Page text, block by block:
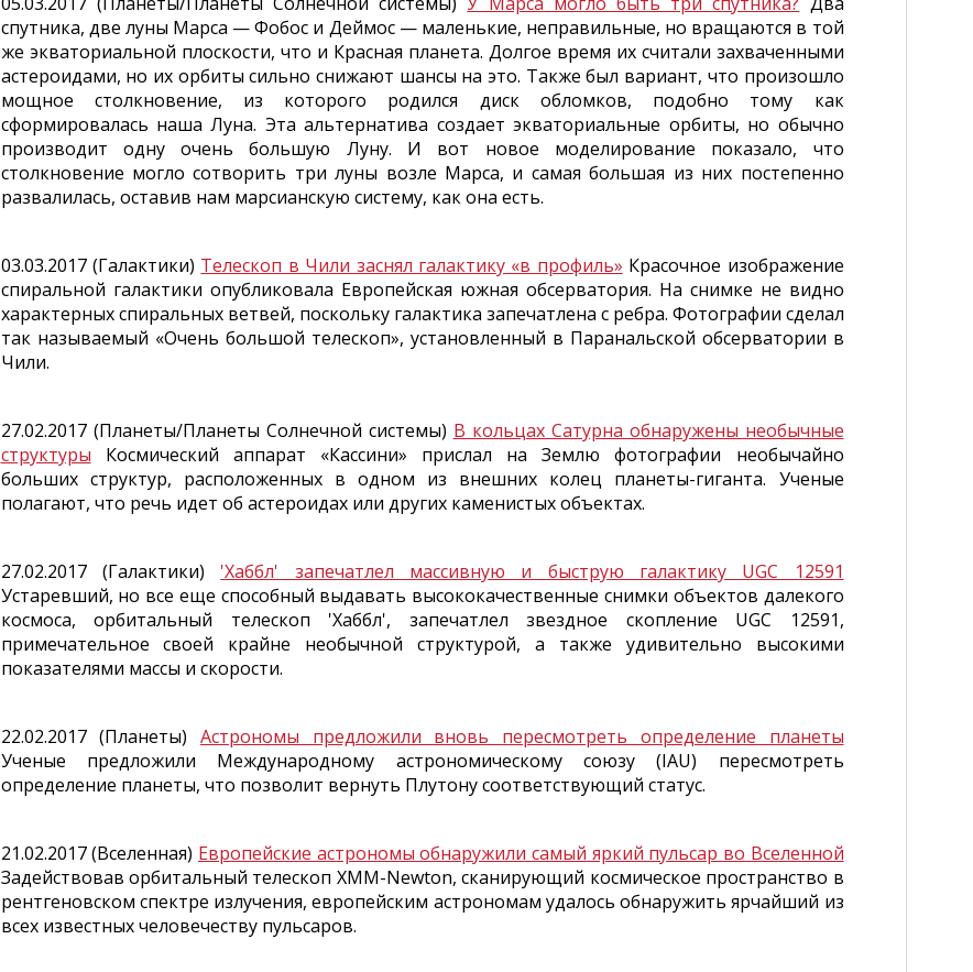
спутника, две луны Марса — Фобос и Деймос — маленькие, неправильные, но вращаются в той
же экваториальной плоскости, что и Красная планета. Долгое время их считали захваченными
астероидами, но их орбиты сильно снижают шансы на это. Также был вариант, что произошло
мощное столкновение, из которого родился диск обломков, подобно тому как
сформировалась наша Луна. Эта альтернатива создает экваториальные орбиты, но обычно
производит одну очень большую Луну. И вот новое моделирование показало, что
столкновение могло сотворить три луны возле Марса, и самая большая из них постепенно
развалилась, оставив нам марсианскую систему, как она есть.
03.03.2017 (Галактики) Телескоп в Чили заснял галактику «в профиль» Красочное изображение
спиральной галактики опубликовала Европейская южная обсерватория. На снимке не видно
характерных спиральных ветвей, поскольку галактика запечатлена с ребра. Фотографии сделал
так называемый «Очень большой телескоп», установленный в Паранальской обсерватории в
Чили.
27.02.2017 (Планеты/Планеты Солнечной системы) В кольцах Сатурна обнаружены необычные
структуры Космический аппарат «Кассини» прислал на Землю фотографии необычайно
больших структур, расположенных в одном из внешних колец планеты-гиганта. Ученые
полагают, что речь идет об астероидах или других каменистых объектах.
27.02.2017 (Галактики) 'Хаббл' запечатлел массивную и быструю галактику UGC 12591
Устаревший, но все еще способный выдавать высококачественные снимки объектов далекого
космоса, орбитальный телескоп 'Хаббл', запечатлел звездное скопление UGC 12591,
примечательное своей крайне необычной структурой, а также удивительно высокими
показателями массы и скорости.
22.02.2017 (Планеты) Астрономы предложили вновь пересмотреть определение планеты
Ученые предложили Международному астрономическому союзу (IAU) пересмотреть
определение планеты, что позволит вернуть Плутону соответствующий статус.
21.02.2017 (Вселенная) Европейские астрономы обнаружили самый яркий пульсар во Вселенной
Задействовав орбитальный телескоп XMM-Newton, сканирующий космическое пространство в
рентгеновском спектре излучения, европейским астрономам удалось обнаружить ярчайший из
всех известных человечеству пульсаров.